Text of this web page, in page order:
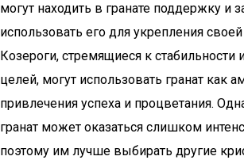
могут находить в гранате поддержку и
использовать его для укрепления
Козероги, стремящиеся к
целей, могут использовать гранат как
привлечения успеха и процветания.
гранат может оказаться слишком
поэтому им лучше выбирать другие